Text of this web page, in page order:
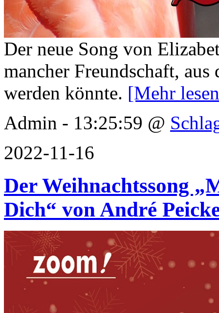
Der neue Song von
mancher Freundschaft,
werden könnte. [Mehr
Admin - 13:25:59 @
2022-11-16
Der Weihnachtssong
Dich“ von André